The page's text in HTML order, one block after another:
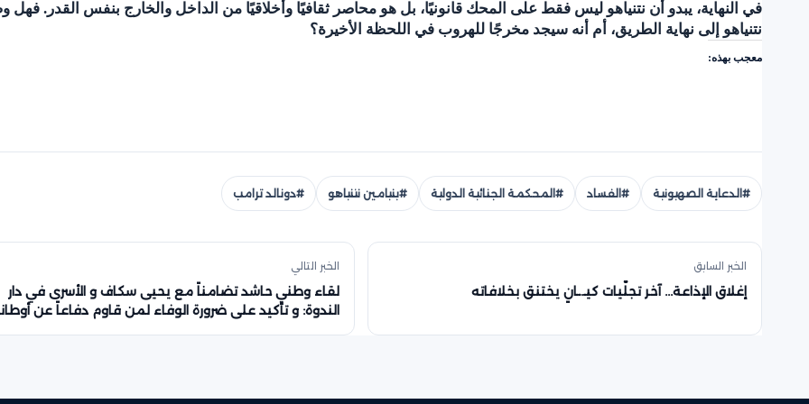
في النهاية، يبدو أن نتنياهو ليس فقط على المحك قانونيًا، بل هو محاصر ثقافيًا وأخلاقيًا من الداخل والخارج بنفس القدر. فهل
نتنياهو إلى نهاية الطريق، أم أنه سيجد مخرجًا للهروب في اللحظة الأخيرة؟
معجب بهذه:
#الدعاية الصهيونية #الفساد #المحكمة الجنائية الدولية #بنيامين نتنياهو #دونالد ترامب
الخبر السابق
إغلاق الإذاعة… آخر تجلّيات كيـ.ـانٍ يختنق بخلافاته
الخبر التالي
لقاء وطني حاشد تضامناً مع يحيى سكاف و الأسرى في دار
الندوة: و تأكيد على ضرورة الوفاء لمن قاوم دفاعاً عن